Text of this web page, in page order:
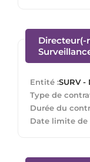
Directeur(-
Entité :SURV
Type de
Durée du
Date limite de